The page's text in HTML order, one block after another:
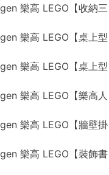
樂高 LEGO【收納三
樂高 LEGO【桌上型
樂高 LEGO【桌上型
樂高 LEGO【樂高人
樂高 LEGO【牆壁掛
樂高 LEGO【裝飾書